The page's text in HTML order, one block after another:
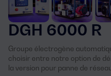
DGH 6000 R
Groupe électrogène
choisir entre notre option de
la version pour panne de